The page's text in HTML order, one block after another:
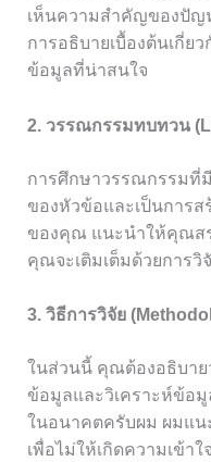
เห็นความสำคัญของปัญ
การอธิบายเบื้องต้นเกี่ย
ข้อมูลที่น่าสนใจ
2. วรรณกรรมทบทวน
การศึกษาวรรณกรรมที่
ของหัวข้อและเป็นการ
ของคุณ แนะนำให้คุณส
คุณจะเติมเต็มด้วยการ
3. วิธีการวิจัย
ในส่วนนี้ คุณต้องอธิบาย
ข้อมูลและวิเคราะห์ข้อมู
ในอนาคตครับผม ผมแน
เพื่อไม่ให้เกิดความเข้าใ